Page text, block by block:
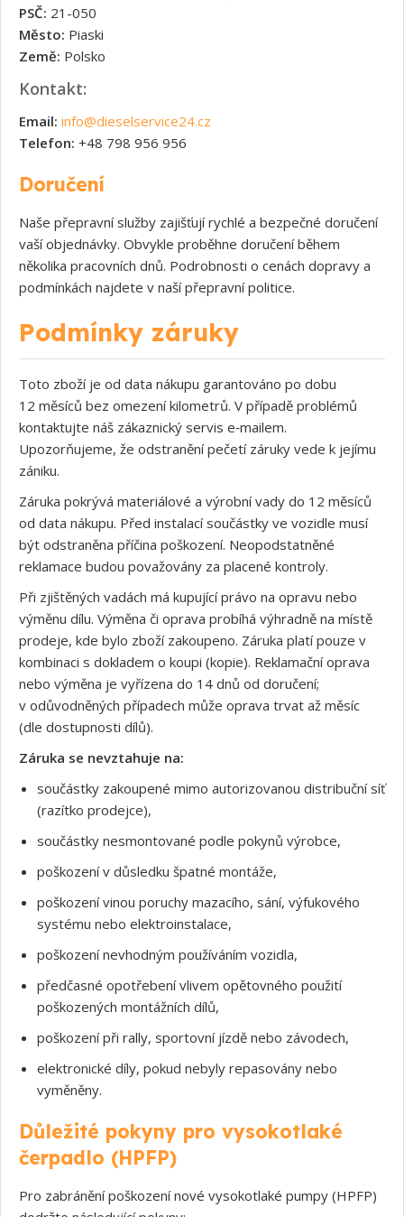
PSČ: 21-050
Město: Piaski
Země: Polsko
Kontakt:
Email: info@dieselservice24.cz
Telefon: +48 798 956 956
Doručení
Naše přepravní služby zajišťují rychlé a bezpečné doručení
vaší objednávky. Obvykle proběhne doručení během
několika pracovních dnů. Podrobnosti o cenách dopravy a
podmínkách najdete v naší přepravní politice.
Podmínky záruky
Toto zboží je od data nákupu garantováno po dobu
12 měsíců bez omezení kilometrů. V případě problémů
kontaktujte náš zákaznický servis e‑mailem.
Upozorňujeme, že odstranění pečetí záruky vede k jejímu
zániku.
Záruka pokrývá materiálové a výrobní vady do 12 měsíců
od data nákupu. Před instalací součástky ve vozidle musí
být odstraněna příčina poškození. Neopodstatněné
reklamace budou považovány za placené kontroly.
Při zjištěných vadách má kupující právo na opravu nebo
výměnu dílu. Výměna či oprava probíhá výhradně na místě
prodeje, kde bylo zboží zakoupeno. Záruka platí pouze v
kombinaci s dokladem o koupi (kopie). Reklamační oprava
nebo výměna je vyřízena do 14 dnů od doručení;
v odůvodněných případech může oprava trvat až měsíc
(dle dostupnosti dílů).
Záruka se nevztahuje na:
součástky zakoupené mimo autorizovanou distribuční síť
(razítko prodejce),
součástky nesmontované podle pokynů výrobce,
poškození v důsledku špatné montáže,
poškození vinou poruchy mazacího, sání, výfukového
systému nebo elektroinstalace,
poškození nevhodným používáním vozidla,
předčasné opotřebení vlivem opětovného použití
poškozených montážních dílů,
poškození při rally, sportovní jízdě nebo závodech,
elektronické díly, pokud nebyly repasovány nebo
vyměněny.
Důležité pokyny pro vysokotlaké
čerpadlo (HPFP)
Pro zabránění poškození nové vysokotlaké pumpy (HPFP)